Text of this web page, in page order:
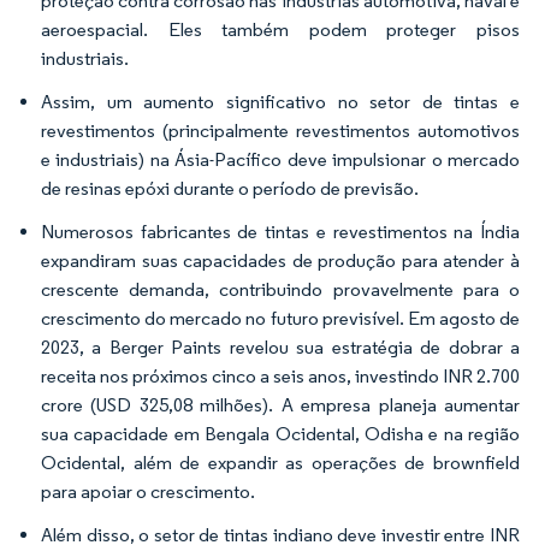
aeroespacial. Eles também podem proteger pisos
industriais.
Assim, um aumento significativo no setor de tintas e
revestimentos (principalmente revestimentos automotivos
e industriais) na Ásia-Pacífico deve impulsionar o mercado
de resinas epóxi durante o período de previsão.
Numerosos fabricantes de tintas e revestimentos na Índia
expandiram suas capacidades de produção para atender à
crescente demanda, contribuindo provavelmente para o
crescimento do mercado no futuro previsível. Em agosto de
2023, a Berger Paints revelou sua estratégia de dobrar a
receita nos próximos cinco a seis anos, investindo INR 2.700
crore (USD 325,08 milhões). A empresa planeja aumentar
sua capacidade em Bengala Ocidental, Odisha e na região
Ocidental, além de expandir as operações de brownfield
para apoiar o crescimento.
Além disso, o setor de tintas indiano deve investir entre INR